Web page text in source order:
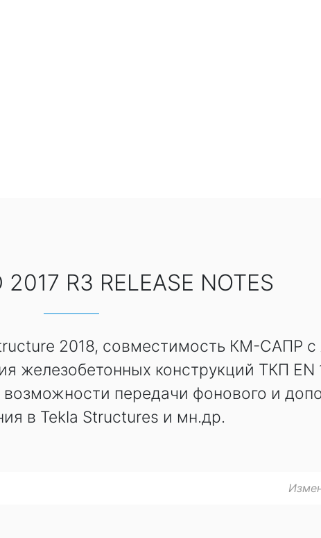
R3 RELEASE NOTES
2018, совместимость КМ-САПР с
железобетонных конструкций ТКП EN
передачи фонового и
в Tekla Structures и мн.др.